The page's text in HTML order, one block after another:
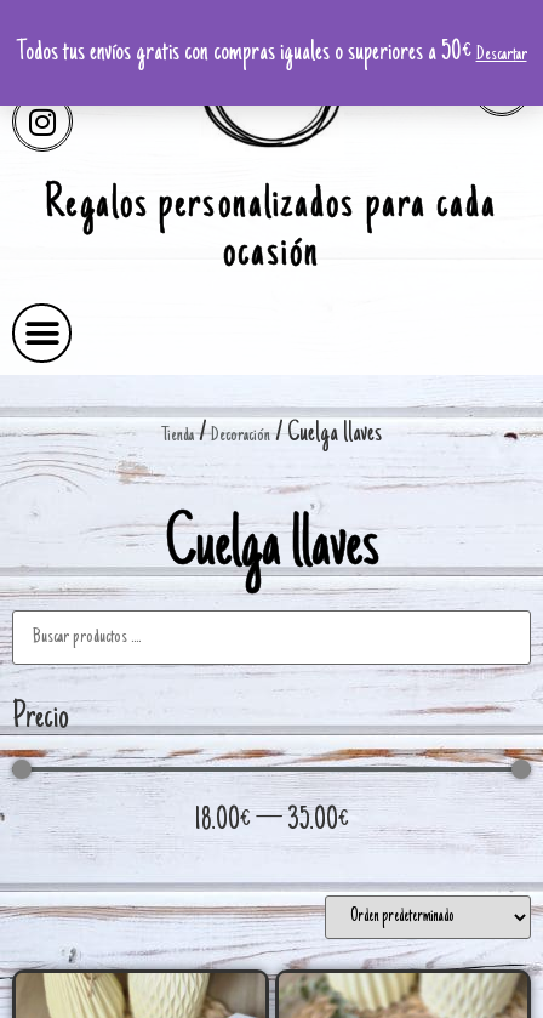
Regalos personalizados para cada
ocasión
Tienda/Decoración/ Cuelga llaves
Cuelga llaves
Precio
18.00€—35.00€
Todos tus envíos gratis con compras iguales o superiores a 50€Descartar